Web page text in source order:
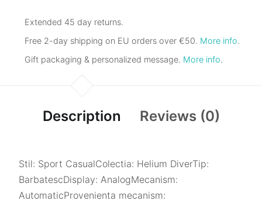
Extended 45 day returns.
Free 2-day shipping on EU orders over €50. More info.
Gift packaging & personalized message. More info.
Description Reviews (0)
Stil: Sport CasualColectia: Helium DiverTip:
BarbatescDisplay: AnalogMecanism:
AutomaticProvenienta mecanism: